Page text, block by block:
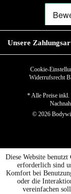
Unsere
Cookie-
Widerrufsrecht
* Alle Preise inkl.
© 2026
Diese Website
erforderlich sind
Komfort bei
oder die
vereinfachen